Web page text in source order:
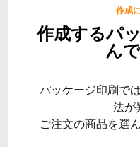
作成
作成するパ
ん
パッケージ印刷で
法が
ご注文の商品を選